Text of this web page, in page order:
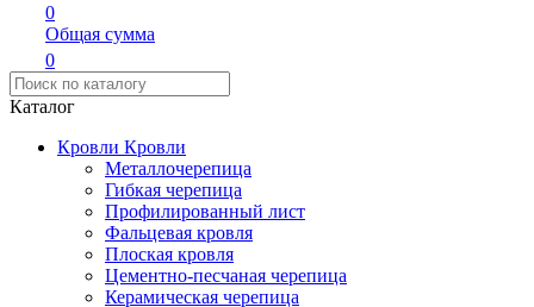
0
Общая сумма
0
Каталог
Кровли Кровли
Металлочерепица
Гибкая черепица
Профилированный лист
Фальцевая кровля
Плоская кровля
Цементно-песчаная черепица
Керамическая черепица